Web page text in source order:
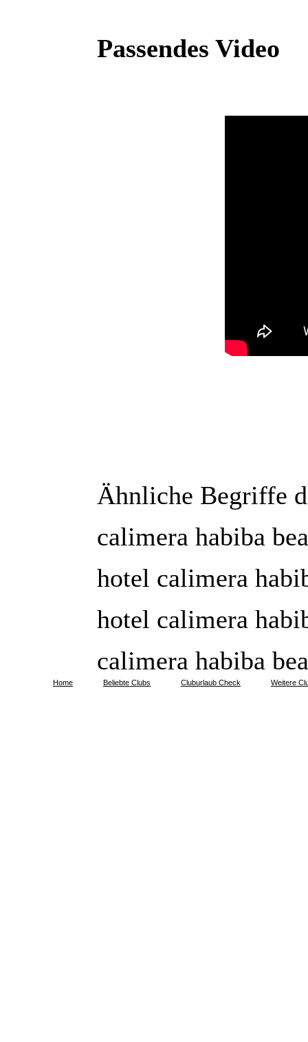
Passendes Video
Ähnliche Begriffe
calimera habiba
hotel calimera
hotel calimera
calimera habiba
Home Beliebte Clubs Cluburlaub Check Weitere